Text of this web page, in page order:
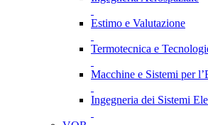
Estimo e Valutazione
Termotecnica e
Macchine e Sistemi per
Ingegneria dei Sistemi